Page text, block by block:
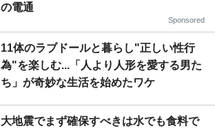
の電通
Sponsored
11体のラブドールと暮らし"正しい性行
為"を楽しむ...「人より人形を愛する男た
ち」が奇妙な生活を始めたワケ
大地震でまず確保すべきは水でも食料で